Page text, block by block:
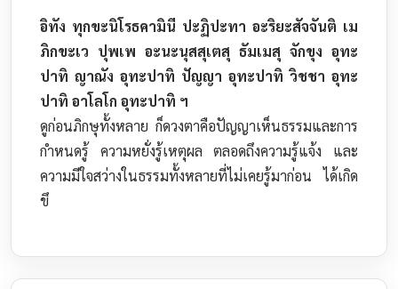
อิทัง ทุกขะนิโรธคามินี ปะฏิปะทา อะริยะสัจจันติ เม
ภิกขะเว ปุพเพ อะนะนุสสุเตสุ ธัมเมสุ จักขุง อุทะ
ปาทิ ญาณัง อุทะปาทิ ปัญญา อุทะปาทิ วิชชา อุทะ
ปาทิ อาโลโก อุทะปาทิ ฯ
ดูก่อนภิกษุทั้งหลาย ก็ดวงตาคือปัญญาเห็นธรรมและการ
กำหนดรู้ ความหยั่งรู้เหตุผล ตลอดถึงความรู้แจ้ง และ
ความมีใจสว่างในธรรมทั้งหลายที่ไม่เคยรู้มาก่อน ได้เกิด
ขึ